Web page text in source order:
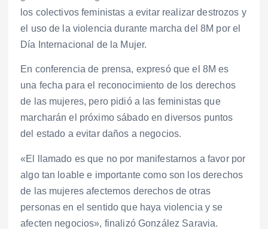
los colectivos feministas a evitar realizar destrozos y
el uso de la violencia durante marcha del 8M por el
Día Internacional de la Mujer.
En conferencia de prensa, expresó que el 8M es
una fecha para el reconocimiento de los derechos
de las mujeres, pero pidió a las feministas que
marcharán el próximo sábado en diversos puntos
del estado a evitar daños a negocios.
«El llamado es que no por manifestarnos a favor por
algo tan loable e importante como son los derechos
de las mujeres afectemos derechos de otras
personas en el sentido que haya violencia y se
afecten negocios», finalizó González Saravia.